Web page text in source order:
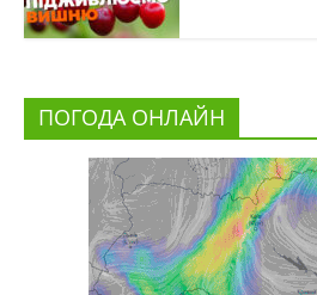
ПОГОДА ОНЛАЙН